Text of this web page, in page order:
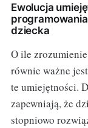
Ewolucja
dziecka
O ile
równie ważne
te umiejętności.
zapewniają, że
stopniowo